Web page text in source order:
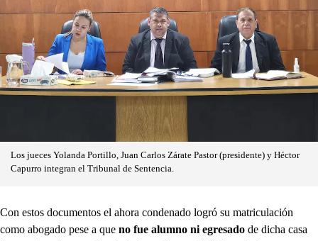
Los jueces Yolanda Portillo, Juan Carlos Zárate Pastor (presidente) y Héctor
Capurro integran el Tribunal de Sentencia.
Con estos documentos el ahora condenado logró su matriculación
como abogado pese a que no fue alumno ni egresado de dicha casa